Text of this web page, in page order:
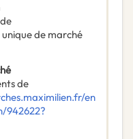
de marché
de
en
942622?